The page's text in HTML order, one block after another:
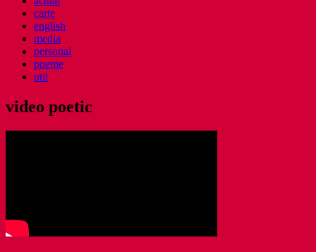
carte
english
media
personal
poeme
util
video poetic